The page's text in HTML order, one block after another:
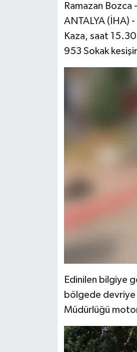
Ramazan Bozca
ANTALYA (İHA) -
Kaza, saat
953 Sokak
Edinilen bilgiye
bölgede devriye
Müdürlüğü